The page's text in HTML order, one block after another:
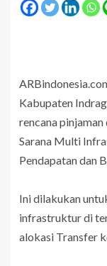
Kabupaten
rencana
Sarana Multi
Pendapatan dan
Ini dilakukan
infrastruktur di
alokasi Transfer